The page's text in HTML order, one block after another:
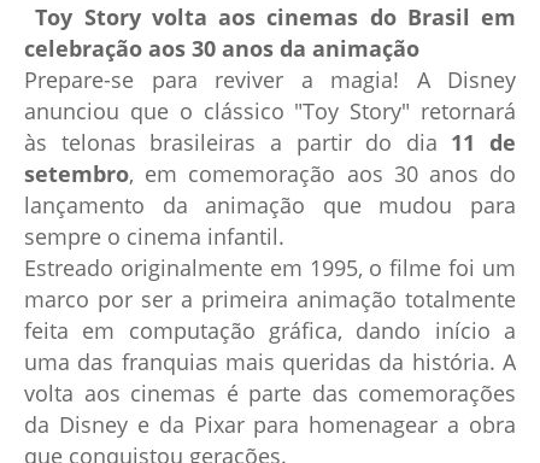
Toy Story volta aos cinemas do Brasil em
celebração aos 30 anos da animação
Prepare-se para reviver a magia! A Disney
anunciou que o clássico "Toy Story" retornará
às telonas brasileiras a partir do dia 11 de
setembro, em comemoração aos 30 anos do
lançamento da animação que mudou para
sempre o cinema infantil.
Estreado originalmente em 1995, o filme foi um
marco por ser a primeira animação totalmente
feita em computação gráfica, dando início a
uma das franquias mais queridas da história. A
volta aos cinemas é parte das comemorações
da Disney e da Pixar para homenagear a obra
que conquistou gerações.